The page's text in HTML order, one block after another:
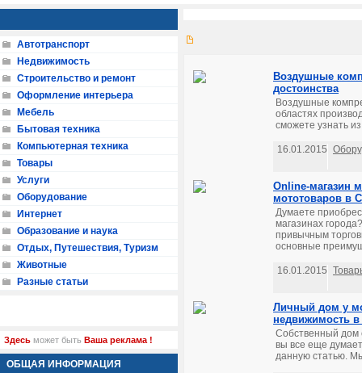
Воздушные
достоинства
Воздушные
областях
сможете узнать
16.01.2015
Online-магазин
мототоваров в
Думаете
магазинах
привычным
основные
16.01.2015
Личный дом у
недвижимость в
Собственный дом
вы все еще
данную статью.
Автотранспорт
Недвижимость
Строительство и ремонт
Оформление интерьера
Мебель
Бытовая техника
Компьютерная техника
Товары
Услуги
Оборудование
Интернет
Образование и наука
Отдых, Путешествия, Туризм
Животные
Разные статьи
Здесь может быть Ваша реклама !
ОБЩАЯ ИНФОРМАЦИЯ